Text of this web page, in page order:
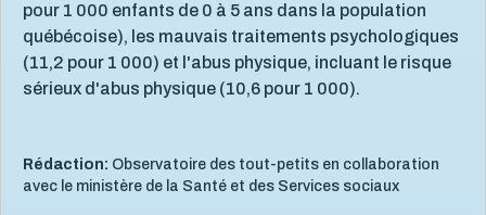
pour 1 000 enfants de 0 à 5 ans dans la population
québécoise), les mauvais traitements psychologiques
(11,2 pour 1 000) et l'abus physique, incluant le risque
sérieux d'abus physique (10,6 pour 1 000).
Rédaction: Observatoire des tout-petits en collaboration
avec le ministère de la Santé et des Services sociaux